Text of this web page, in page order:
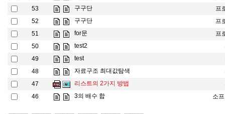
53
구구단
프
52
구구단
프
51
for문
프
50
test2
49
test
48
자료구조 최대값탐색
47
리스트의 2가지 방법
46
3의 배수 합 소